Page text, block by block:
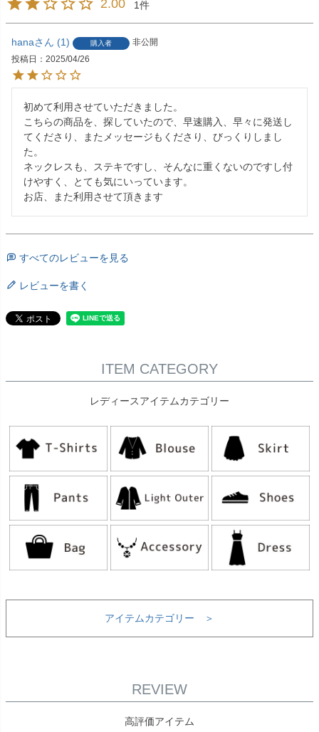
2.00 1
hana 1 購入者
非公開
投稿日
2025/04/26
初めて利用させていただきました。
こちらの商品を、探していたので、早速購入、早々に発送し
てくださり、またメッセージもくださり、びっくりしまし
た。
ネックレスも、ステキですし、そんなに重くないのですし付
けやすく、とても気にいっています。
お店、また利用させて頂きます
すべてのレビューを見る
レビューを書く
ITEM CATEGORY
レディースアイテムカテゴリー
アイテムカテゴリー ＞
REVIEW
高評価アイテム